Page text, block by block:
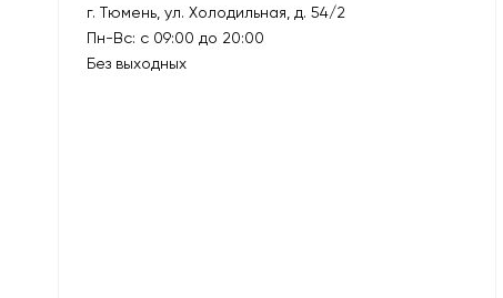
г. Тюмень, ул. Холодильная, д. 54/2
Пн-Вс: с 09:00 до 20:00
Без выходных